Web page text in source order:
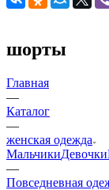
шорты
Главная
—
Каталог
—
женская одежда
МальчикиДевочки
—
Повседневная